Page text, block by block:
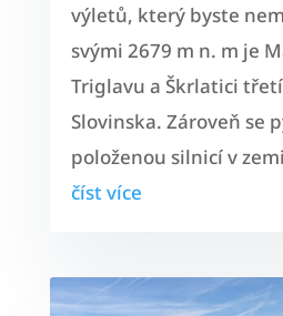
výletů, který byste
svými 2679 m n. m je
Triglavu a Škrlatici
Slovinska. Zároveň se
položenou silnicí v
číst více